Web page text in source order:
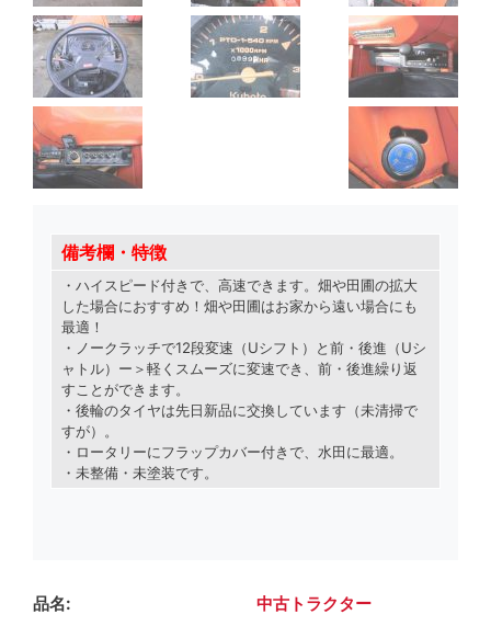
備考欄・特徴
・ハイスピード付きで、高速できます。畑や田圃の拡大
した場合におすすめ！畑や田圃はお家から遠い場合にも
最適！
・ノークラッチで12段変速（Uシフト）と前・後進（Uシ
ャトル）ー＞軽くスムーズに変速でき、前・後進繰り返
すことができます。
・後輪のタイヤは先日新品に交換しています（未清掃で
すが）。
・ロータリーにフラップカバー付きで、水田に最適。
・未整備・未塗装です。
品名
中古トラクター